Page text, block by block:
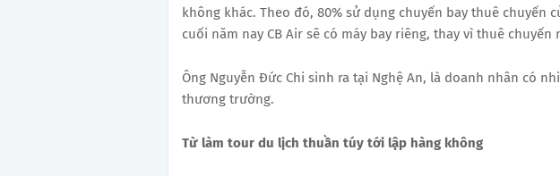
không khác. Theo đó, 80% sử dụng chuyến bay thuê chuyến
cuối năm nay CB Air sẽ có máy bay riêng, thay vì thuê
Ông Nguyễn Đức Chi sinh ra tại Nghệ An, là doanh nhân có
thương trường.
Từ làm tour du lịch thuần túy tới lập hàng không